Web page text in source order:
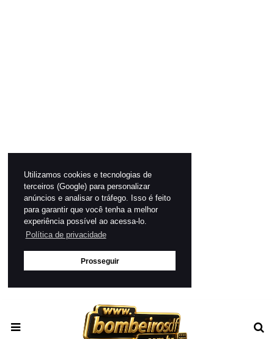
Utilizamos cookies e tecnologias de
terceiros (Google) para personalizar
anúncios e analisar o tráfego. Isso é feito
para garantir que você tenha a melhor
experiência possível ao acessa-lo.
Política de privacidade
Prosseguir